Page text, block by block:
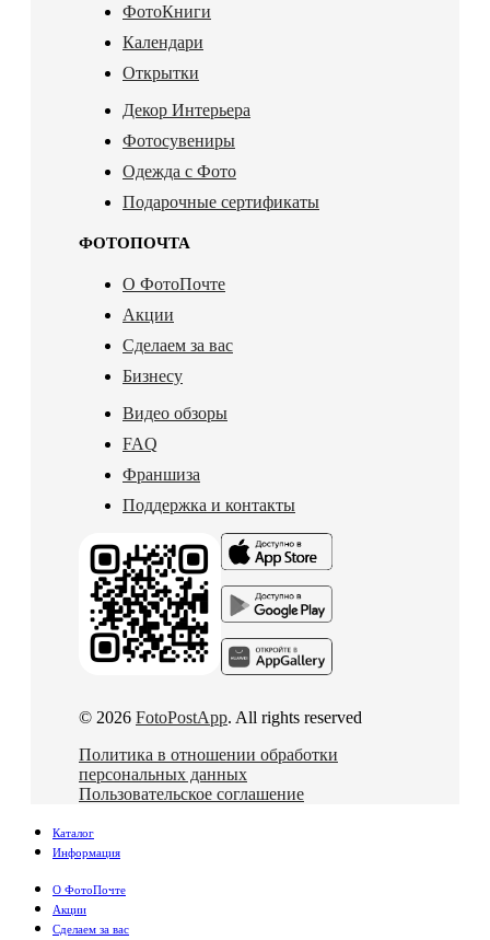
ФотоКниги
Календари
Открытки
Декор Интерьера
Фотосувениры
Одежда с Фото
Подарочные сертификаты
ФОТОПОЧТА
О ФотоПочте
Акции
Сделаем за вас
Бизнесу
Видео обзоры
FAQ
Франшиза
Поддержка и контакты
© 2026 FotoPostApp. All rights reserved
Политика в отношении обработки
персональных данных
Пользовательское соглашение
Каталог
Информация
О ФотоПочте
Акции
Сделаем за вас